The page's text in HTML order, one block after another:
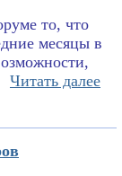
то, что
месяцы в
Читать далее